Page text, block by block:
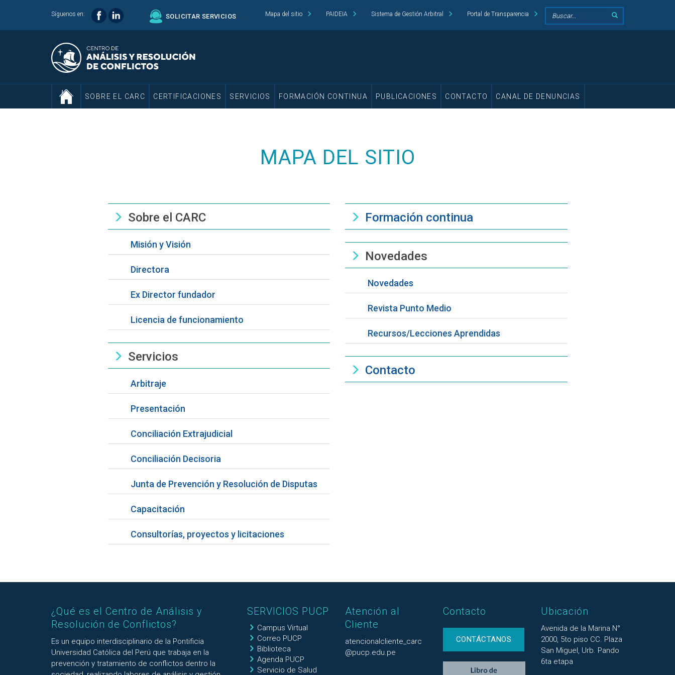
Síguenos en: SOLICITAR SERVICIOS Mapa del sitio PAIDEIA Sistema de Gestión Arbitral Portal de Transparencia
SOBRE EL CARC CERTIFICACIONES SERVICIOS FORMACIÓN CONTINUA PUBLICACIONES CONTACTO CANAL DE DENUNCIAS
MAPA DEL SITIO
Sobre el CARC
Misión y Visión
Directora
Ex Director fundador
Licencia de funcionamiento
Servicios
Arbitraje
Presentación
Conciliación Extrajudicial
Conciliación Decisoria
Junta de Prevención y Resolución de Disputas
Capacitación
Consultorías, proyectos y licitaciones
Formación continua
Novedades
Novedades
Revista Punto Medio
Recursos/Lecciones Aprendidas
Contacto
¿Qué es el Centro de Análisis y
Resolución de Conflictos?
Es un equipo interdisciplinario de la Pontificia
Universidad Católica del Perú que trabaja en la
prevención y tratamiento de conflictos dentro la
SERVICIOS PUCP
Campus Virtual
Correo PUCP
Biblioteca
Agenda PUCP
Servicio de Salud
Atención al
Cliente
atencionalcliente_carc
@pucp.edu.pe
Contacto
CONTÁCTANOS
Ubicación
Avenida de la Marina N°
2000, 5to piso CC. Plaza
San Miguel, Urb. Pando
6ta etapa